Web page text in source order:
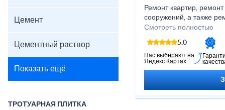
Цемент
Цементный раствор
Показать ещё
ТРОТУАРНАЯ ПЛИТКА
Ремонт квартир,
сооружений, а также
не одно и то же, хотя и
Большинство из них
или даже одинаковых
работы готовы
компания «Монолит».
Смотреть полностью
5.0
Нас выбирают на
Яндекс.Картах